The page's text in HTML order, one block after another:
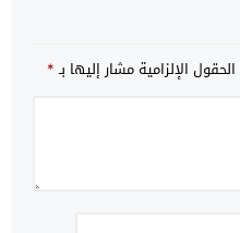
الحقول الإلزامية مشار إليها بـ*